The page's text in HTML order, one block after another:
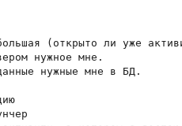
(открыто ли уже
нужное мне.
нужные мне в БД.